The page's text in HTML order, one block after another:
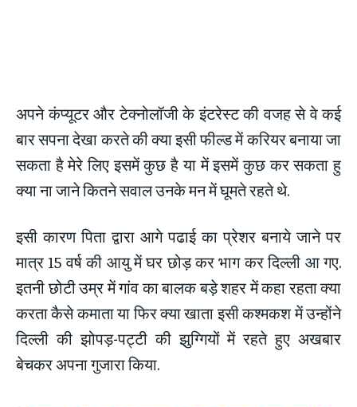
अपने कंप्यूटर और टेक्नोलॉजी के इंटरेस्ट की वजह से वे कई
बार सपना देखा करते की क्या इसी फील्ड में करियर बनाया जा
सकता है मेरे लिए इसमें कुछ है या में इसमें कुछ कर सकता हु
क्या ना जाने कितने सवाल उनके मन में घूमते रहते थे.
इसी कारण पिता द्वारा आगे पढाई का प्रेशर बनाये जाने पर
मात्र 15 वर्ष की आयु में घर छोड़ कर भाग कर दिल्ली आ गए.
इतनी छोटी उम्र में गांव का बालक बड़े शहर में कहा रहता क्या
करता कैसे कमाता या फिर क्या खाता इसी कश्मकश में उन्होंने
दिल्ली की झोपड़-पट्टी की झुग्गियों में रहते हुए अखबार
बेचकर अपना गुजारा किया.